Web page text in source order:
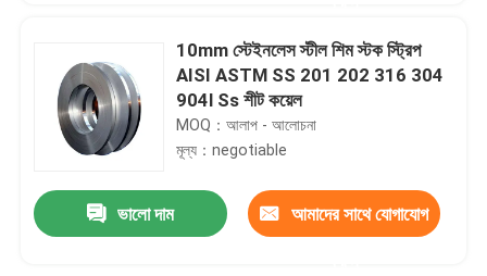
বাড়ি
আমাদের সম্পর্কে
10mm স্টেইনলেস স্টীল শিম স্টক স্ট্রিপ
AISI ASTM SS 201 202 316 304
904l Ss শীট কয়েল
MOQ：আলাপ - আলোচনা
মূল্য：negotiable
ভালো দাম আমাদের সাথে যোগাযোগ
সতী ব্রাশ স্টেইনলেস স্টীল 304 কয়েল 316L 2B BA 1219mm